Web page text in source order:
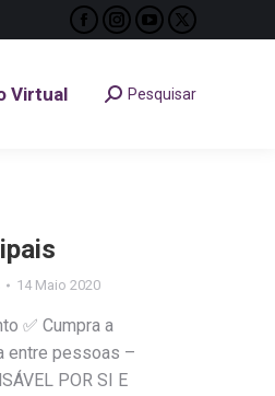
Facebook
opens
Instagram
opens
YouTube
opens
X
opens
Virtual Search:Pesquisar
14 Maio 2020
✅ Cumpra a
entre pessoas –
POR SI E
Virtual Search:
Pesquisar